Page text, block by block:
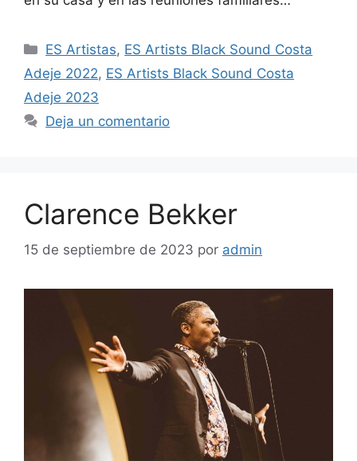
ES Artistas, ES Artists Black Sound Costa
Adeje 2022, ES Artists Black Sound Costa
Adeje 2023
Deja un comentario
Clarence Bekker
15 de septiembre de 2023 por admin